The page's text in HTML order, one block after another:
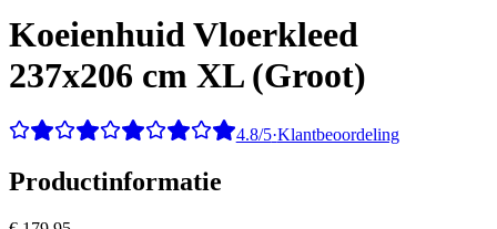
Koeienhuid Vloerkleed
237x206 cm XL (Groot)
4.8/5·Klantbeoordeling
Productinformatie